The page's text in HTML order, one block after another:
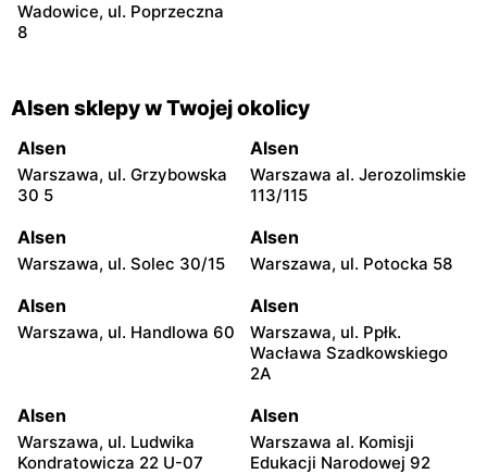
Wadowice, ul. Poprzeczna
8
Alsen sklepy w Twojej okolicy
Alsen
Warszawa, ul. Grzybowska
30 5
Alsen
Warszawa al. Jerozolimskie
113/115
Alsen
Warszawa, ul. Solec 30/15
Alsen
Warszawa, ul. Potocka 58
Alsen
Warszawa, ul. Handlowa 60
Alsen
Warszawa, ul. Ppłk.
Wacława Szadkowskiego
2A
Alsen
Warszawa, ul. Ludwika
Kondratowicza 22 U-07
Alsen
Warszawa al. Komisji
Edukacji Narodowej 92